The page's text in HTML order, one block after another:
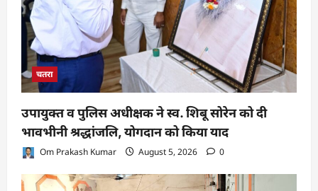
चतरा
उपायुक्त व पुलिस अधीक्षक ने स्व. शिबू सोरेन को दी
भावभीनी श्रद्धांजलि, योगदान को किया याद
Om Prakash Kumar August 5, 2026 0